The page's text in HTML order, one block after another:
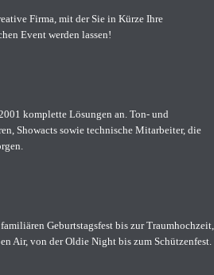
Firma, mit der Sie in Kürze Ihre
Event werden lassen!
komplette Lösungen an. Ton- und
Showacts sowie technische Mitarbeiter, die
Geburtstagsfest bis zur Traumhochzeit,
Air, von der Oldie Night bis zum Schützenfest.